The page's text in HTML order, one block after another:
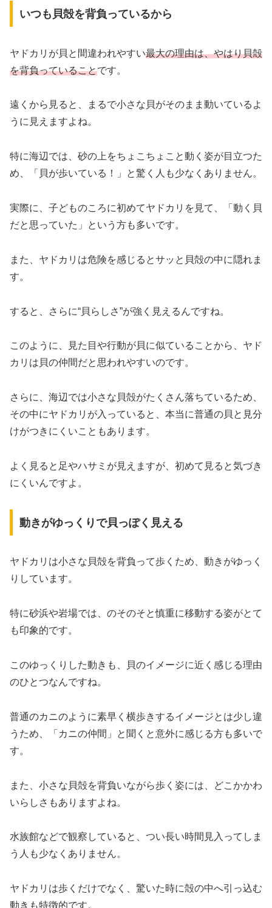
いつも貝殻を背負っているから
ヤドカリが貝と間違われやすい最大の理由は、やはり貝殻
を背負っていることです。
遠くから見ると、まるで小さな貝がそのまま動いているよ
うに見えますよね。
特に海辺では、砂の上をちょこちょこと動く姿が目立つた
め、「貝が歩いている！」と驚く人も少なくありません。
実際に、子どものころに初めてヤドカリを見て、「動く貝
だと思っていた」という方も多いです。
また、ヤドカリは危険を感じるとサッと貝殻の中に隠れま
す。
すると、さらに“貝らしさ”が強く見えるんですね。
このように、見た目や行動が貝に似ていることから、ヤド
カリは貝の仲間だと思われやすいのです。
さらに、海辺では小さな貝殻がたくさん落ちているため、
その中にヤドカリが入っていると、本当に普通の貝と見分
けがつきにくいこともあります。
よく見ると足やハサミが見えますが、初めて見ると気づき
にくいんですよ。
動きがゆっくりで貝っぽく見える
ヤドカリは小さな貝殻を背負って歩くため、動きがゆっく
りしています。
特に砂浜や岩場では、のそのそと慎重に移動する姿がとて
も印象的です。
このゆっくりした動きも、貝のイメージに近く感じる理由
のひとつなんですね。
普通のカニのように素早く横歩きするイメージとは少し違
うため、「カニの仲間」と聞くと意外に感じる方も多いで
す。
また、小さな貝殻を背負いながら歩く姿には、どこかかわ
いらしさもありますよね。
水族館などで観察していると、つい長い時間見入ってしま
う人も少なくありません。
ヤドカリは歩くだけでなく、驚いた時に殻の中へ引っ込む
動きも特徴的です。